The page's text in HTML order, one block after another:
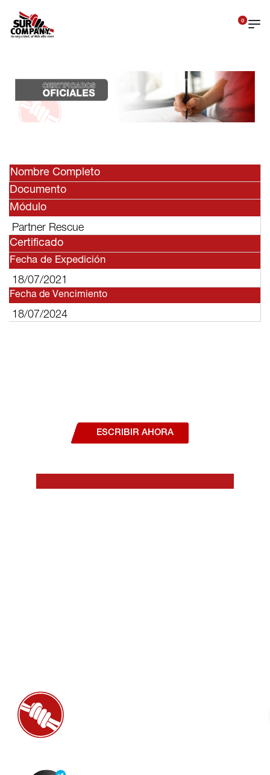
0
Nombre Completo
Documento
Módulo
Partner Rescue
Certificado
Fecha de Expedición
18/07/2021
Fecha de Vencimiento
18/07/2024
ESCRIBIR AHORA